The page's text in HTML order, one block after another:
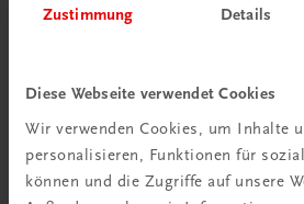
Zustimmung Details
Diese Webseite verwendet Cookies
Wir verwenden Cookies, um Inhalte
personalisieren, Funktionen für
können und die Zugriffe auf unsere
Mehr dazu